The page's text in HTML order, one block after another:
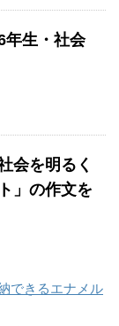
年生・社会
会を明るく
」の作文を
できるエナメル